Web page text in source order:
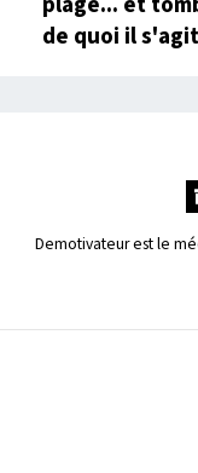
de quoi il s'agit
Demotivateur est le